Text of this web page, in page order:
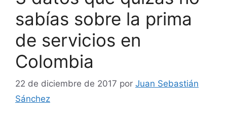
sabías sobre la prima
de servicios en
Colombia
22 de diciembre de 2017 por Juan Sebastián
Sánchez